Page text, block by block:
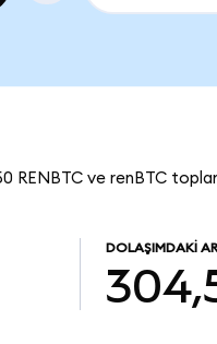
RENBTC ve renBTC
DOLAŞIMDAKI